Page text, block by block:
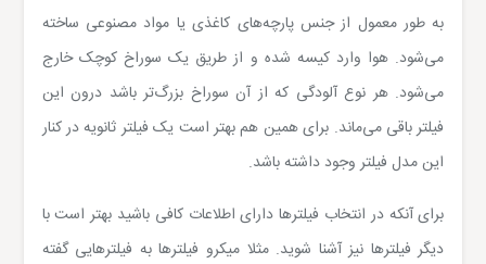
به طور معمول از جنس پارچه‌های کاغذی یا مواد مصنوعی ساخته
می‌شود. هوا وارد کیسه شده و از طریق یک سوراخ کوچک خارج
می‌شود. هر نوع آلودگی که از آن سوراخ بزرگ‌تر باشد درون این
فیلتر باقی می‌ماند. برای همین هم بهتر است یک فیلتر ثانویه در کنار
این مدل فیلتر وجود داشته باشد.
برای آنکه در انتخاب فیلترها دارای اطلاعات کافی باشید بهتر است با
دیگر فیلترها نیز آشنا شوید. مثلا میکرو فیلترها به فیلترهایی گفته